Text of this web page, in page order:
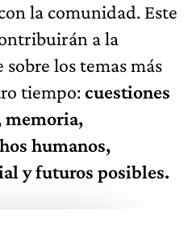
la comunidad. Este
a la
los temas más
tiempo:cuestiones
memoria,
humanos,
y futuros posibles.